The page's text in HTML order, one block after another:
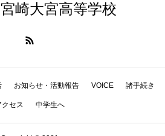
崎大宮高等学校
お知らせ・活動報告 VOICE 諸手続き
クセス 中学生へ